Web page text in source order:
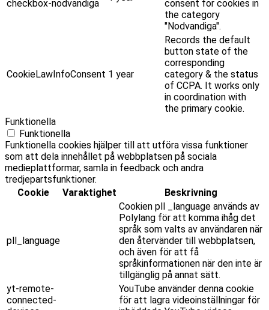
checkbox-nodvandiga
consent for cookies in
the category
"Nodvandiga".
CookieLawInfoConsent 1 year
Records the default
button state of the
corresponding
category & the status
of CCPA. It works only
in coordination with
the primary cookie.
Funktionella
Funktionella
Funktionella cookies hjälper till att utföra vissa funktioner
som att dela innehållet på webbplatsen på sociala
medieplattformar, samla in feedback och andra
tredjepartsfunktioner.
Cookie
Varaktighet Beskrivning
pll_language
Cookien pll _language används av
Polylang för att komma ihåg det
språk som valts av användaren när
den återvänder till webbplatsen,
och även för att få
språkinformationen när den inte är
tillgänglig på annat sätt.
yt-remote-
connected-
YouTube använder denna cookie
för att lagra videoinställningar för